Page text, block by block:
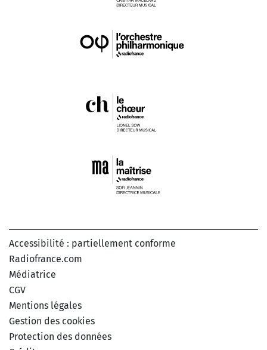
Accessibilité : partiellement conforme
Radiofrance.com
Médiatrice
CGV
Mentions légales
Gestion des cookies
Protection des données